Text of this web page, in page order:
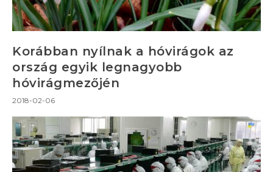
Korábban nyílnak a hóvirágok az
ország egyik legnagyobb
hóvirágmezőjén
2018-02-06